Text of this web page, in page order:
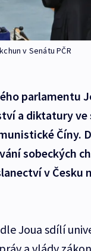
v Senátu PČR
parlamentu
a diktatury ve
Číny.
sobeckých
v Česku
Joua sdílí